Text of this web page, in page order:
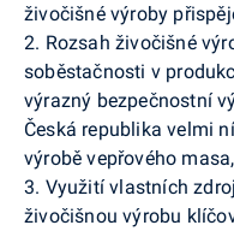
živočišné výroby
2. Rozsah živočišné
soběstačnosti v
výrazný bezpečnostní
Česká republika velmi
výrobě vepřového
3. Využití vlastních
živočišnou výrobu